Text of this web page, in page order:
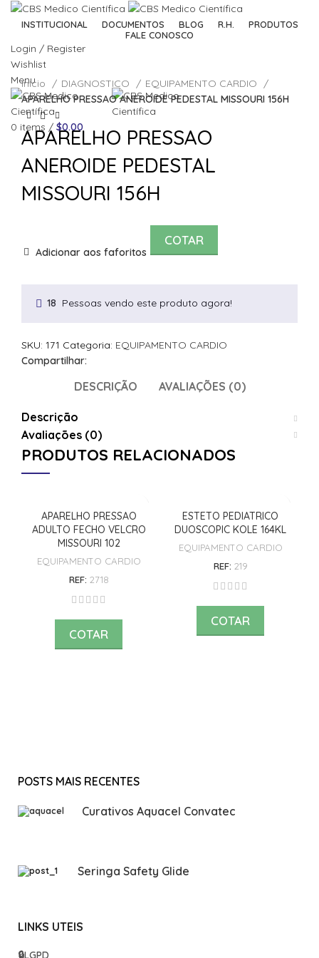
INSTITUCIONAL DOCUMENTOS BLOG R.H.
PRODUTOS
FALE CONOSCO
Login / Register
Wishlist
Menu
0 items / $0.00
Click to enlarge
Início
DIAGNOSTICO
EQUIPAMENTO CARDIO
APARELHO PRESSAO ANEROIDE PEDESTAL MISSOURI 156H
APARELHO PRESSAO
ANEROIDE PEDESTAL
MISSOURI 156H
Adicionar aos faforitos
COTAR
18 Pessoas vendo este produto agora!
SKU: 171 Categoria: EQUIPAMENTO CARDIO
Compartilhar:
DESCRIÇÃO AVALIAÇÕES (0)
Descrição
Avaliações (0)
PRODUTOS RELACIONADOS
APARELHO PRESSAO
ADULTO FECHO VELCRO
MISSOURI 102
EQUIPAMENTO CARDIO
REF: 2718
COTAR
ESTETO PEDIATRICO
DUOSCOPIC KOLE 164KL
EQUIPAMENTO CARDIO
REF: 219
COTAR
POSTS MAIS RECENTES
Curativos Aquacel Convatec
Seringa Safety Glide
LINKS UTEIS
🔒LGPD